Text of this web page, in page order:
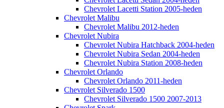
Chevrolet Lacetti Station 2005-heden
Chevrolet Malibu
Chevrolet Malibu 2012-heden
Chevrolet Nubira
Chevrolet Nubira Hatchback 2004-heden
Chevrolet Nubira Sedan 2004-heden
Chevrolet Nubira Station 2008-heden
Chevrolet Orlando
Chevrolet Orlando 2011-heden
Chevrolet Silverado 1500
Chevrolet Silverado 1500 2007-2013